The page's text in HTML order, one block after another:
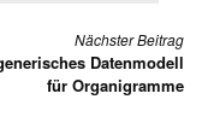
Nächster Beitrag
Datenmodell
für Organigramme